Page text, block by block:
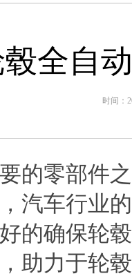
全自
时间：
的零部件
汽车行业
的确保轮
助力于轮